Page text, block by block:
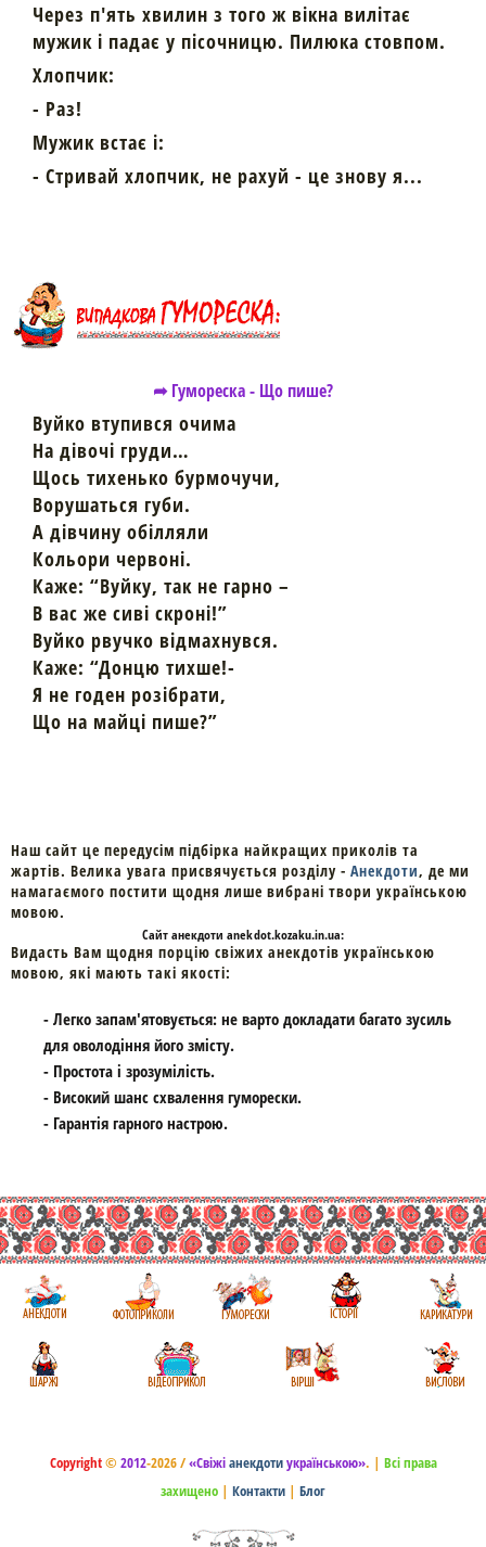
Через п'ять хвилин з того ж вікна вилітає
мужик і падає у пісочницю. Пилюка стовпом.
Хлопчик:
- Раз!
Мужик встає і:
- Стривай хлопчик, не рахуй - це знову я...
➦ Гумореска - Що пише?
Вуйко втупився очима
На дівочі груди…
Щось тихенько бурмочучи,
Ворушаться губи.
А дівчину обілляли
Кольори червоні.
Каже: “Вуйку, так не гарно –
В вас же сиві скроні!”
Вуйко рвучко відмахнувся.
Каже: “Донцю тихше!-
Я не годен розібрати,
Що на майці пише?”
Наш сайт це передусім підбірка найкращих приколів та
жартів. Велика увага присвячується розділу - Анекдоти, де ми
намагаємого постити щодня лише вибрані твори українською
мовою.
Cайтанекдоти anekdot.kozaku.in.ua:
Видасть Вам щодня порцію свіжих анекдотів українською
мовою, які мають такі якості:
- Легко запам'ятовується: не варто докладати багато зусиль
для оволодіння його змісту.
- Простота і зрозумілість.
- Високий шанс схвалення гуморески.
- Гарантія гарного настрою.
Copyright© 2012-2026 /«Свіжіанекдотиукраїнською». | Всі права
захищено | Контакти | Блог